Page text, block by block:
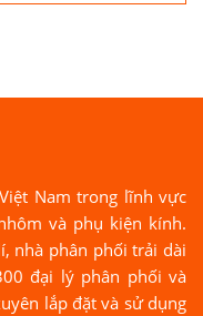
Nam trong lĩnh vực
và phụ kiện kính.
nhà phân phối trải dài
đại lý phân phối và
lắp đặt và sử dụng